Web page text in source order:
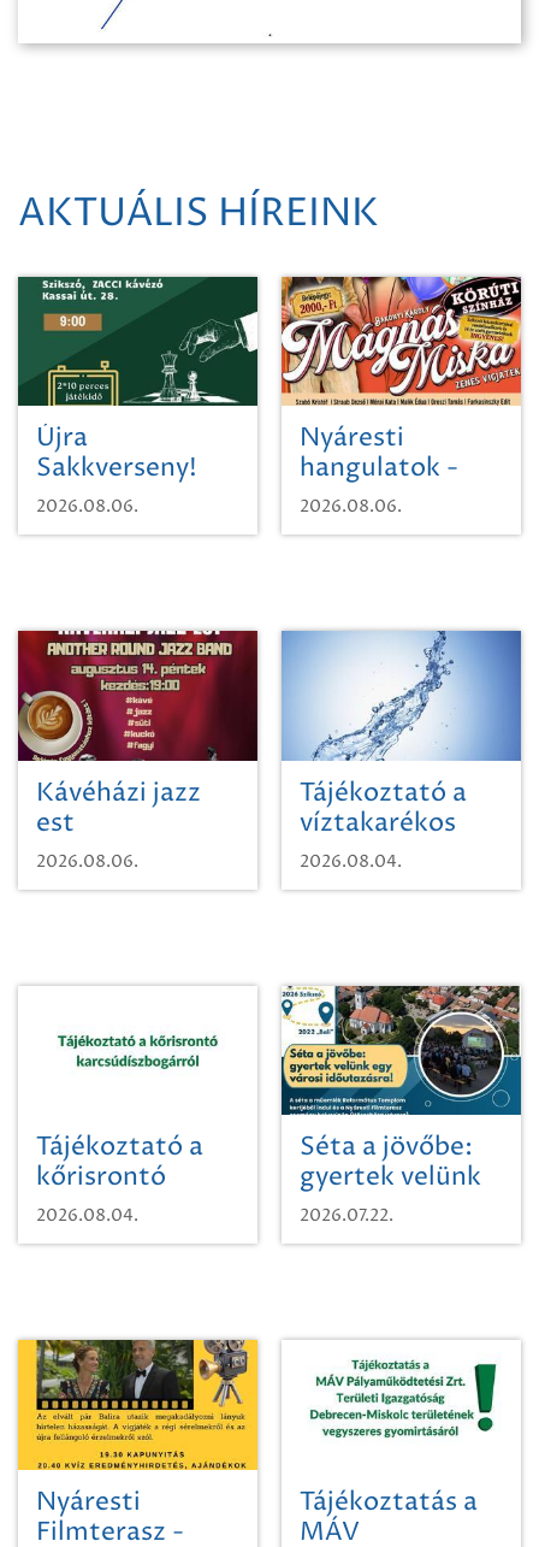
AKTUÁLIS HÍREINK
Újra
Sakkverseny!
2026.08.06.
Nyáresti
hangulatok -
Mágnás Miska
2026.08.06.
Kávéházi jazz
est
2026.08.06.
Tájékoztató a
víztakarékos
vízhasználatról
2026.08.04.
Tájékoztató a
kőrisrontó
karcsúdíszbogárról
2026.08.04.
Séta a jövőbe:
gyertek velünk
egy városi
időutazásra!
2026.07.22.
Nyáresti
Filmterasz -
Tájékoztatás a
MÁV